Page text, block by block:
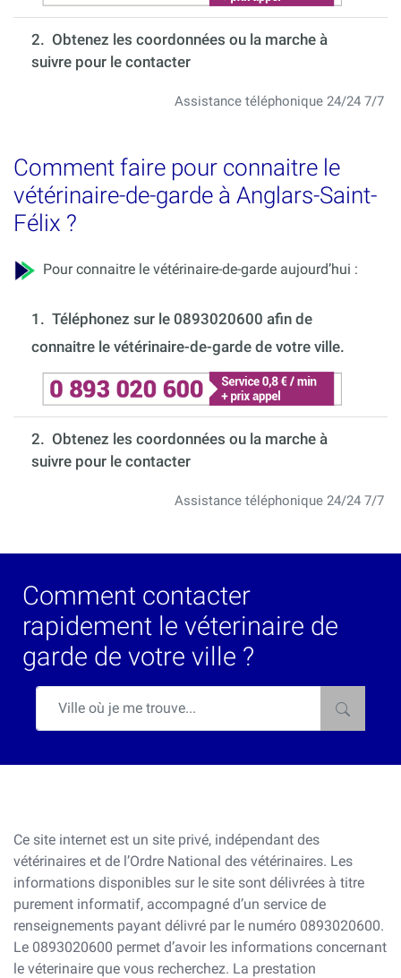
2. Obtenez les coordonnées ou la marche à
suivre pour le contacter
Assistance téléphonique 24/24 7/7
Comment faire pour connaitre le
vétérinaire-de-garde à Anglars-Saint-
Félix ?
Pour connaitre le vétérinaire-de-garde aujourd’hui :
1. Téléphonez sur le 0893020600 afin de
connaitre le vétérinaire-de-garde de votre ville.
2. Obtenez les coordonnées ou la marche à
suivre pour le contacter
Assistance téléphonique 24/24 7/7
Comment contacter
rapidement le véterinaire de
garde de votre ville ?
Ce site internet est un site privé, indépendant des
vétérinaires et de l’Ordre National des vétérinaires. Les
informations disponibles sur le site sont délivrées à titre
purement informatif, accompagné d’un service de
renseignements payant délivré par le numéro 0893020600.
Le 0893020600 permet d’avoir les informations concernant
le véterinaire que vous recherchez. La prestation